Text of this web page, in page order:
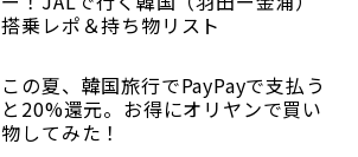
搭乗レポ＆持ち物リスト
この夏、韓国旅行でPayPayで支払う
と20%還元。お得にオリヤンで買い
物してみた！